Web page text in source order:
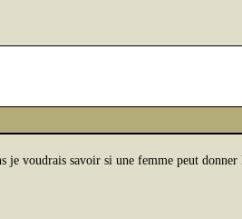
je voudrais savoir si une femme peut